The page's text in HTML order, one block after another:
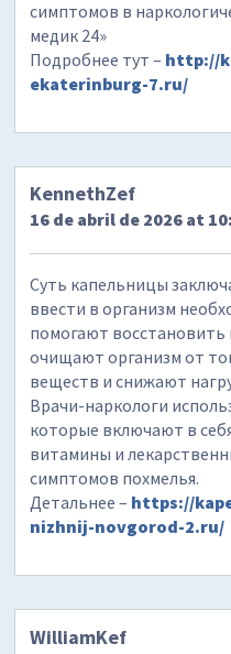
симптомов в
медик 24»
Подробнее тут – http://
ekaterinburg-7.ru/
KennethZef
16 de abril de 2026 at
Суть капельницы
ввести в организм
помогают восстановить
очищают организм от
веществ и снижают
Врачи-наркологи
которые включают в
витамины и
симптомов похмелья.
Детальнее – https://
nizhnij-novgorod-2.ru/
WilliamKef